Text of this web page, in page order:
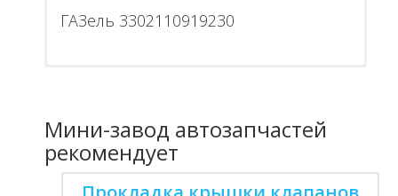
ГАЗель 3302110919230
Мини-завод автозапчастей
рекомендует